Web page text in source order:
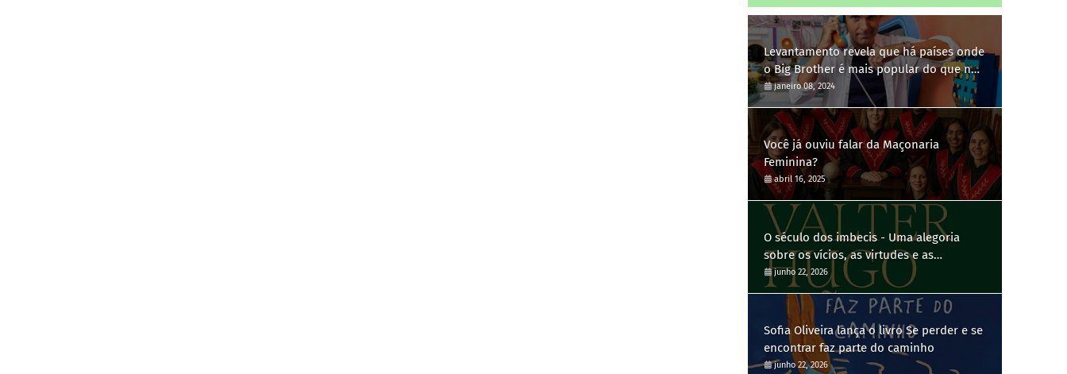
Levantamento revela que há países onde
o Big Brother é mais popular do que no
Brasil
janeiro 08, 2024
Você já ouviu falar da Maçonaria
Feminina?
abril 16, 2025
O século dos imbecis - Uma alegoria
sobre os vícios, as virtudes e as
contradições humanas
junho 22, 2026
Sofia Oliveira lança o livro Se perder e se
encontrar faz parte do caminho
junho 22, 2026